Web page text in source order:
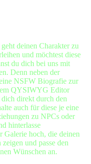
deinen Charakter zu
und möchtest diese
du dich bei uns mit
Denn neben der
NSFW Biografie zur
QYSIWYG Editor
direkt durch den
auch für diese je eine
zu NPCs oder
hinterlasse
Galerie hoch, die deinen
und passe den
Wünschen an.